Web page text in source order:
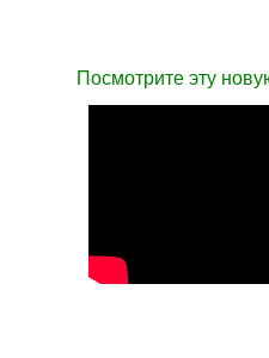
Посмотрите эту